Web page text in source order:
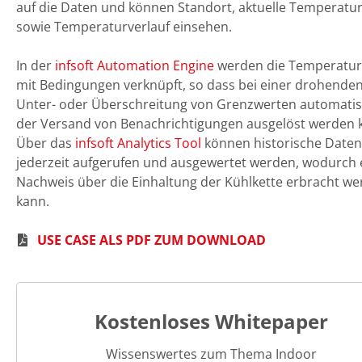
auf die Daten und können Standort, aktuelle Temperatur
sowie Temperaturverlauf einsehen.
In der infsoft Automation Enginewerden die
mit Bedingungen verknüpft, so dass bei einer
Unter- oder Überschreitung von Grenzwerten
der Versand von Benachrichtigungen ausgelöst werden
Über das infsoft Analytics Tool können historische Daten
jederzeit aufgerufen und ausgewertet werden, wodurch
Nachweis über die Einhaltung der Kühlkette erbracht
kann.
USE CASE ALS PDF ZUM DOWNLOAD
Kostenloses Whitepaper
Wissenswertes zum Thema Indoor